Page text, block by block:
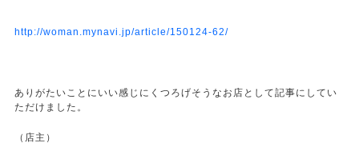
http://woman.mynavi.jp/article/150124-62/
ありがたいことにいい感じにくつろげそうなお店として記事にしてい
ただけました。
（店主）